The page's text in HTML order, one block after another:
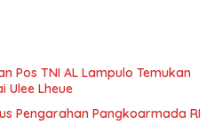
Pos TNI AL Lampulo Temukan
Ulee Lheue
Pengarahan Pangkoarmada RI